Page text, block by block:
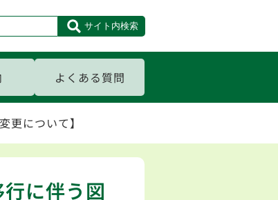
サイト内検索
よくある質問
更について】
に伴う図